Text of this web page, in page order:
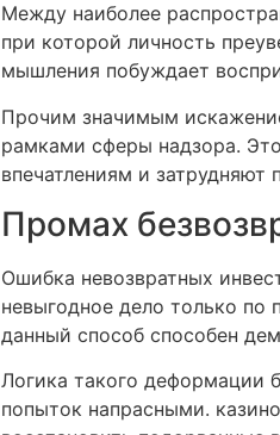
Между наиболее
при которой личность
мышления побуждает
Прочим значимым
рамками сферы надзора.
впечатлениям и затрудняют
Промах
Ошибка невозвратных
невыгодное дело только по
данный способ способен
Логика такого деформации
попыток напрасными.